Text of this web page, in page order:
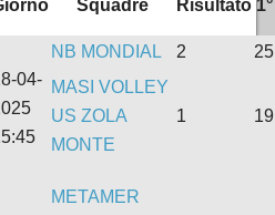
Squadre Risultato 1°
04-
NB MONDIAL 2
25
MASI VOLLEY
US ZOLA
MONTE
1 19
METAMER